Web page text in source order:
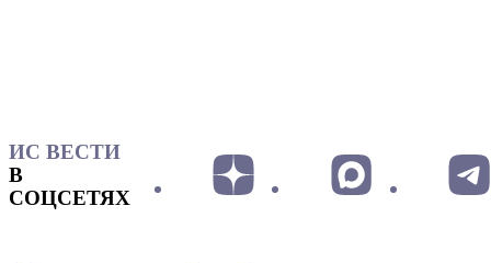
ИС ВЕСТИ
В
СОЦСЕТЯХ